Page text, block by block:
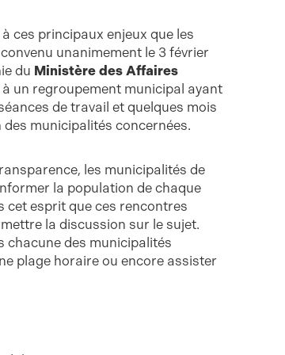
ces principaux enjeux que les
unanimement le 3 février
du Ministère des Affaires
un regroupement municipal ayant
de travail et quelques mois
municipalités concernées.
les municipalités de
la population de chaque
cet esprit que ces rencontres
la discussion sur le sujet.
chacune des municipalités
plage horaire ou encore assister